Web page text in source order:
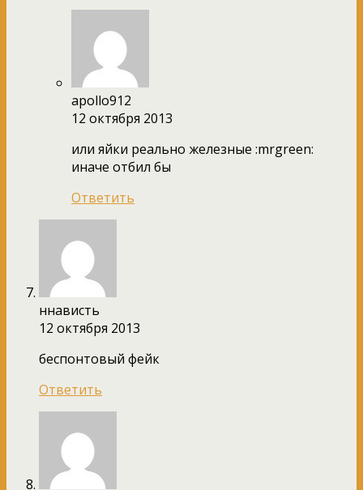
apollo912
12 октября 2013
или яйки реально железные :mrgreen:
иначе отбил бы
Ответить
ннависть
12 октября 2013
беспонтовый фейк
Ответить